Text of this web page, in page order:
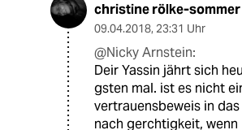
christine rölke-sommer
09.04.2018, 23:31 Uhr
@Nicky Arnstein:
Deir Yassin jährt sich
gsten mal. ist es nicht
vertrauensbeweis in
nach gerchtigkeit, wenn